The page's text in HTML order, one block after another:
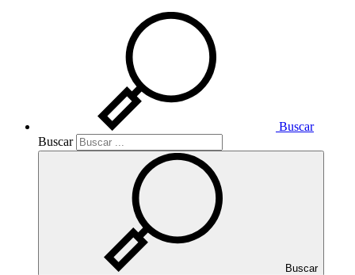
Buscar
Buscar
Buscar